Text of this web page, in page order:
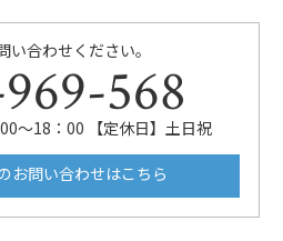
い合わせください。
568
00～18：00 【定休日】土日祝
お問い合わせはこちら